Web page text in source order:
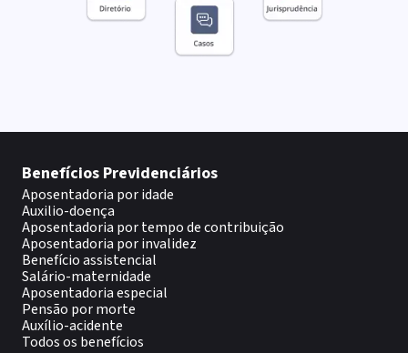
Benefícios Previdenciários
Aposentadoria por idade
Auxilio-doença
Aposentadoria por tempo de contribuição
Aposentadoria por invalidez
Benefício assistencial
Salário-maternidade
Aposentadoria especial
Pensão por morte
Auxílio-acidente
Todos os benefícios